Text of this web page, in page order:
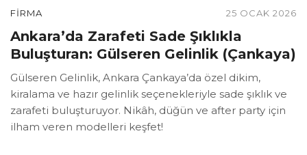
FIRMA 25 OCAK 2026
Ankara’da Zarafeti Sade Şıklıkla
Buluşturan: Gülseren Gelinlik (Çankaya)
Gülseren Gelinlik, Ankara Çankaya’da özel dikim,
kiralama ve hazır gelinlik seçenekleriyle sade şıklık ve
zarafeti buluşturuyor. Nikâh, düğün ve after party için
ilham veren modelleri keşfet!